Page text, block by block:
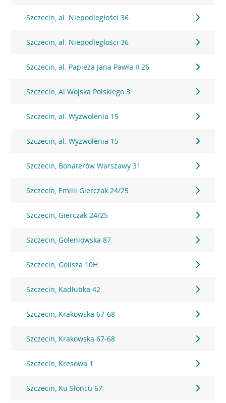
Szczecin, al. Niepodległości 36
Szczecin, al. Niepodległości 36
Szczecin, al. Papieża Jana Pawła II 26
Szczecin, Al.Wojska Polskiego 3
Szczecin, al. Wyzwolenia 15
Szczecin, al. Wyzwolenia 15
Szczecin, Bohaterów Warszawy 31
Szczecin, Emilii Gierczak 24/25
Szczecin, Gierczak 24/25
Szczecin, Goleniowska 87
Szczecin, Golisza 10H
Szczecin, Kadłubka 42
Szczecin, Krakowska 67-68
Szczecin, Krakowska 67-68
Szczecin, Kresowa 1
Szczecin, Ku Słońcu 67